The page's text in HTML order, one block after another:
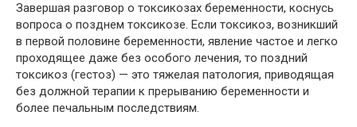
Завершая разговор о токсикозах беременности, коснусь
вопроса о позднем токсикозе. Если токсикоз, возникший
в первой половине беременности, явление частое и легко
проходящее даже без особого лечения, то поздний
токсикоз (гестоз) — это тяжелая патология, приводящая
без должной терапии к прерыванию беременности и
более печальным последствиям.